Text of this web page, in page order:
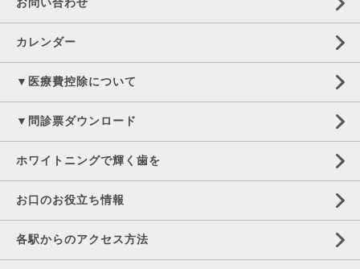
カレンダー
▼医療費控除について
▼問診票ダウンロード
ホワイトニングで輝く歯を
お口のお役立ち情報
各駅からのアクセス方法